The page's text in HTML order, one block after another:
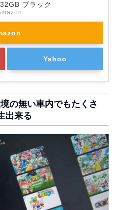
ブラック
Yahoo
の無い車内でもたくさ
出来る